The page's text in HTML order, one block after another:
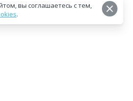
вы соглашаетесь с тем,
.